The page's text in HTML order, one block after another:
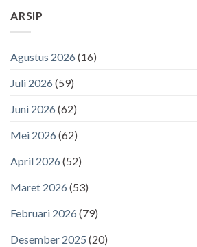
ARSIP
Agustus 2026 (16)
Juli 2026 (59)
Juni 2026 (62)
Mei 2026 (62)
April 2026 (52)
Maret 2026 (53)
Februari 2026 (79)
Desember 2025 (20)